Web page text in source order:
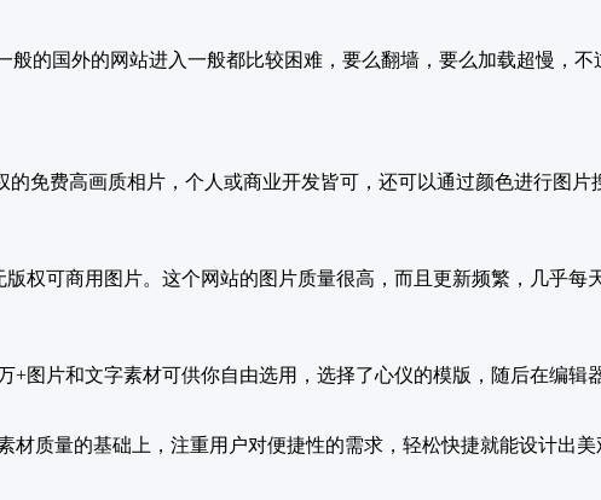
的国外的网站进入一般都比较困难，要么翻墙，要么加载超慢，
的免费高画质相片，个人或商业开发皆可，还可以通过颜色进行图片
权可商用图片。这个网站的图片质量很高，而且更新频繁，几乎每
+图片和文字素材可供你自由选用，选择了心仪的模版，随后在编
质量的基础上，注重用户对便捷性的需求，轻松快捷就能设计出